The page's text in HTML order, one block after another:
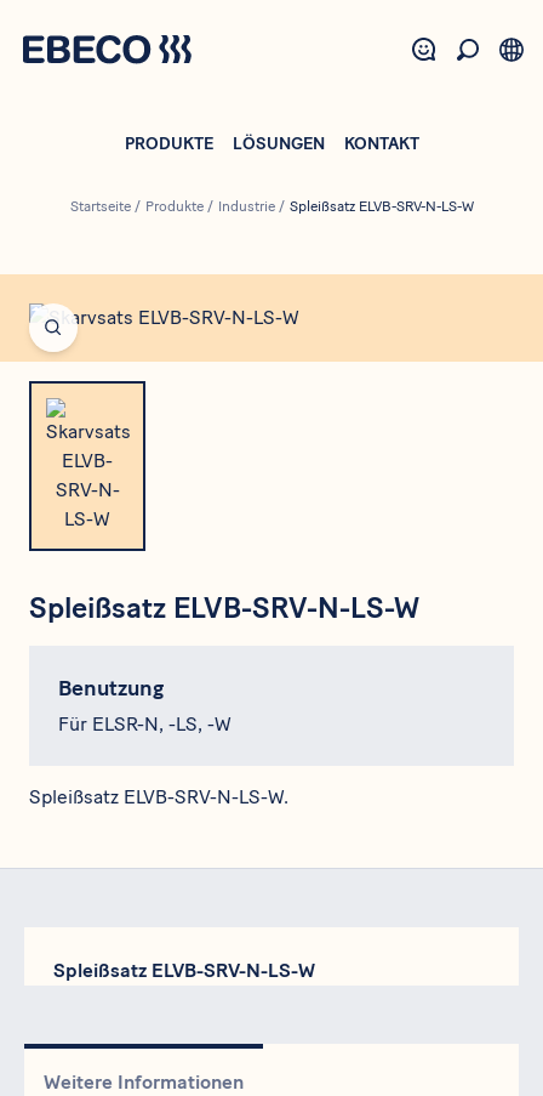
zum
PRODUKTE LÖSUNGEN KONTAKT
Startseite/ Produkte/ Industrie/ Spleißsatz ELVB-SRV-N-LS-W
Open fullscreen
Spleißsatz ELVB-SRV-N-LS-W
Benutzung
Für ELSR-N, -LS, -W
Spleißsatz ELVB-SRV-N-LS-W.
Spleißsatz ELVB-SRV-N-LS-W
Weitere Informationen